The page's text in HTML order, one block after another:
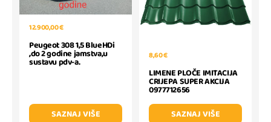
12.900,00 €
Peugeot 308 1,5 BlueHDi
,do 2 godine jamstva,u
sustavu pdv-a.
SAZNAJ VIŠE
8,60 €
LIMENE PLOČE IMITACIJA
CRIJEPA SUPER AKCIJA
0977712656
SAZNAJ VIŠE